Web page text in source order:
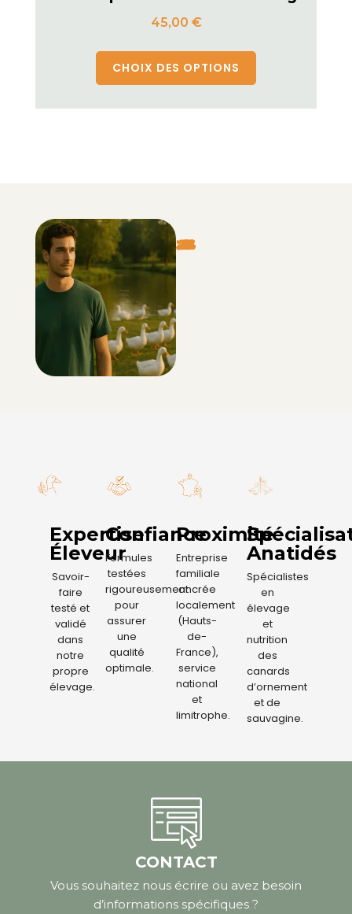
45,00 €
CHOIX DES OPTIONS
Expertise
Éleveur
Savoir-
faire
testé et
validé
dans
notre
propre
élevage.
Confiance
Formules
testées
rigoureusement
pour
assurer
une
qualité
optimale.
Proximité
Entreprise
familiale
ancrée
localement
(Hauts-
de-
France),
service
national
et
limitrophe.
Anatidés
Spécialistes
en
élevage
et
nutrition
des
canards
d’ornement
et de
sauvagine.
CONTACT
Vous souhaitez nous écrire ou avez besoin
d’informations spécifiques ?